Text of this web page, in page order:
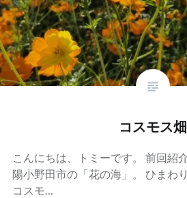
コスモス畑
こんにちは、トミーです。 前回紹
陽小野田市の「花の海」。 ひまわ
コスモ…